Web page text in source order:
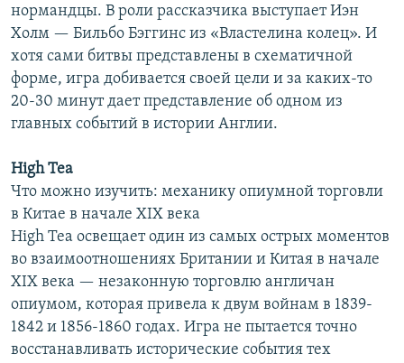
нормандцы. В роли рассказчика выступает Иэн
Холм — Бильбо Бэггинс из «Властелина колец». И
хотя сами битвы представлены в схематичной
форме, игра добивается своей цели и за каких-то
20-30 минут дает представление об одном из
главных событий в истории Англии.
High Tea
Что можно изучить: механику опиумной торговли
в Китае в начале XIX века
High Tea освещает один из самых острых моментов
во взаимоотношениях Британии и Китая в начале
XIX века — незаконную торговлю англичан
опиумом, которая привела к двум войнам в 1839-
1842 и 1856-1860 годах. Игра не пытается точно
восстанавливать исторические события тех